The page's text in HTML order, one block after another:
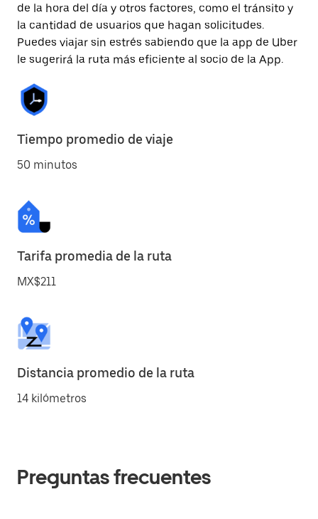
de la hora del día y otros factores, como el tránsito y
la cantidad de usuarios que hagan solicitudes.
Puedes viajar sin estrés sabiendo que la app de Uber
le sugerirá la ruta más eficiente al socio de la App.
Tiempo promedio de viaje
50 minutos
Tarifa promedia de la ruta
MX$211
Distancia promedio de la ruta
14 kilómetros
Preguntas frecuentes